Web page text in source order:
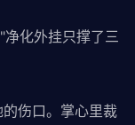
化外挂只撑了三
伤口。掌心里裁